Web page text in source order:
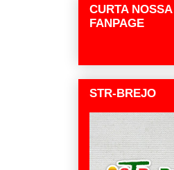
CURTA NOSSA
FANPAGE
STR-BREJO